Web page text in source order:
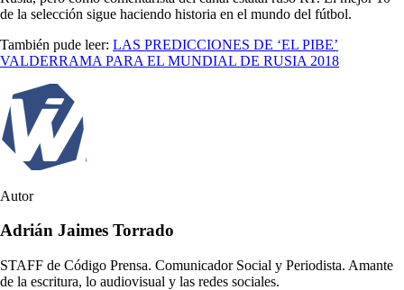
de la selección sigue haciendo historia en el mundo del fútbol.
También pude leer: LAS PREDICCIONES DE ‘EL PIBE’
VALDERRAMA PARA EL MUNDIAL DE RUSIA 2018
Autor
Adrián Jaimes Torrado
STAFF de Código Prensa. Comunicador Social y Periodista. Amante
de la escritura, lo audiovisual y las redes sociales.